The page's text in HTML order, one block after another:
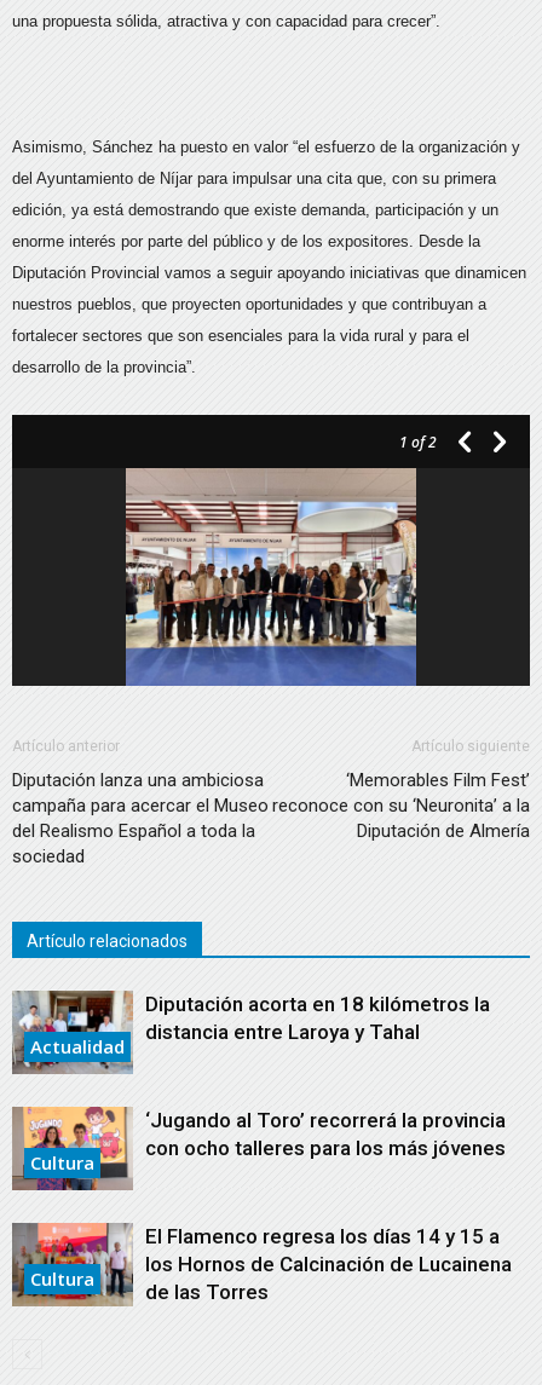
una propuesta sólida, atractiva y con capacidad para crecer”.
Asimismo, Sánchez ha puesto en valor “el esfuerzo de la organización y
del Ayuntamiento de Níjar para impulsar una cita que, con su primera
edición, ya está demostrando que existe demanda, participación y un
enorme interés por parte del público y de los expositores. Desde la
Diputación Provincial vamos a seguir apoyando iniciativas que dinamicen
nuestros pueblos, que proyecten oportunidades y que contribuyan a
fortalecer sectores que son esenciales para la vida rural y para el
desarrollo de la provincia”.
1 of 2
Artículo anterior
Diputación lanza una ambiciosa
campaña para acercar el Museo
del Realismo Español a toda la
sociedad
Artículo siguiente
‘Memorables Film Fest’
reconoce con su ‘Neuronita’ a la
Diputación de Almería
Artículo relacionados
Actualidad
Diputación acorta en 18 kilómetros la
distancia entre Laroya y Tahal
Cultura
‘Jugando al Toro’ recorrerá la provincia
con ocho talleres para los más jóvenes
Cultura
El Flamenco regresa los días 14 y 15 a
los Hornos de Calcinación de Lucainena
de las Torres